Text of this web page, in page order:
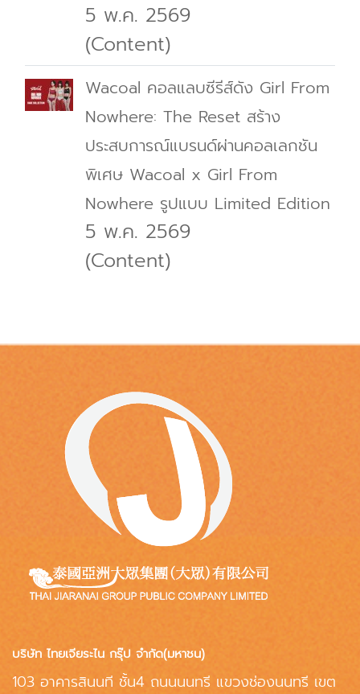
5 พ.ค. 2569
(Content)
Wacoal คอลแลบซีรีส์ดัง Girl From
Nowhere: The Reset สร้าง
ประสบการณ์แบรนด์ผ่านคอลเลกชัน
พิเศษ Wacoal x Girl From
Nowhere รูปแบบ Limited Edition
5 พ.ค. 2569
(Content)
บริษัท ไทยเจียระไน กรุ๊ป จำกัด(มหาชน)
103 อาคารสินนที ชั้น4 ถนนนนทรี แขวงช่องนนทรี เขต